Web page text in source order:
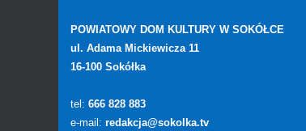
POWIATOWY DOM KULTURY W SOKÓŁCE
ul. Adama Mickiewicza 11
16-100 Sokółka
tel: 666 828 883
e-mail: redakcja@sokolka.tv